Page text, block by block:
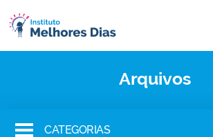
Arquivos
CATEGORIAS